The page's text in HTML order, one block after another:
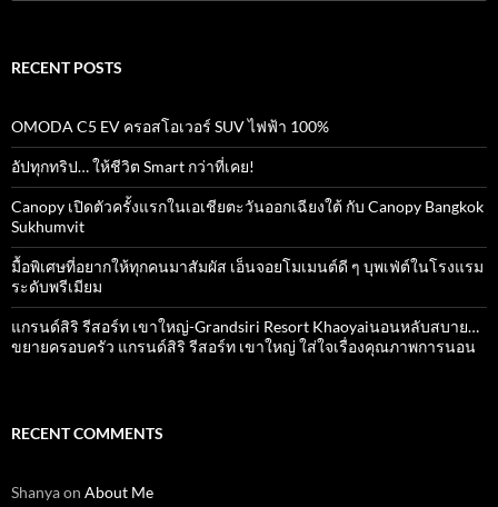
RECENT POSTS
OMODA C5 EV ครอสโอเวอร์ SUV ไฟฟ้า 100%
อัปทุกทริป… ให้ชีวิต Smart กว่าที่เคย!
Canopy เปิดตัวครั้งแรกในเอเชียตะวันออกเฉียงใต้ กับ Canopy Bangkok
Sukhumvit
มื้อพิเศษที่อยากให้ทุกคนมาสัมผัส เอ็นจอยโมเมนต์ดี ๆ บุพเฟ่ต์ในโรงแรม
ระดับพรีเมียม
แกรนด์สิริ​ รีสอร์ท​ เขาใหญ่​-Grandsiri​ Resort​ Khaoyaiนอนหลับสบาย…
ขยายครอบครัว แกรนด์สิริ รีสอร์ท เขาใหญ่ ใส่ใจเรื่องคุณภาพการนอน
RECENT COMMENTS
Shanyaon About Me